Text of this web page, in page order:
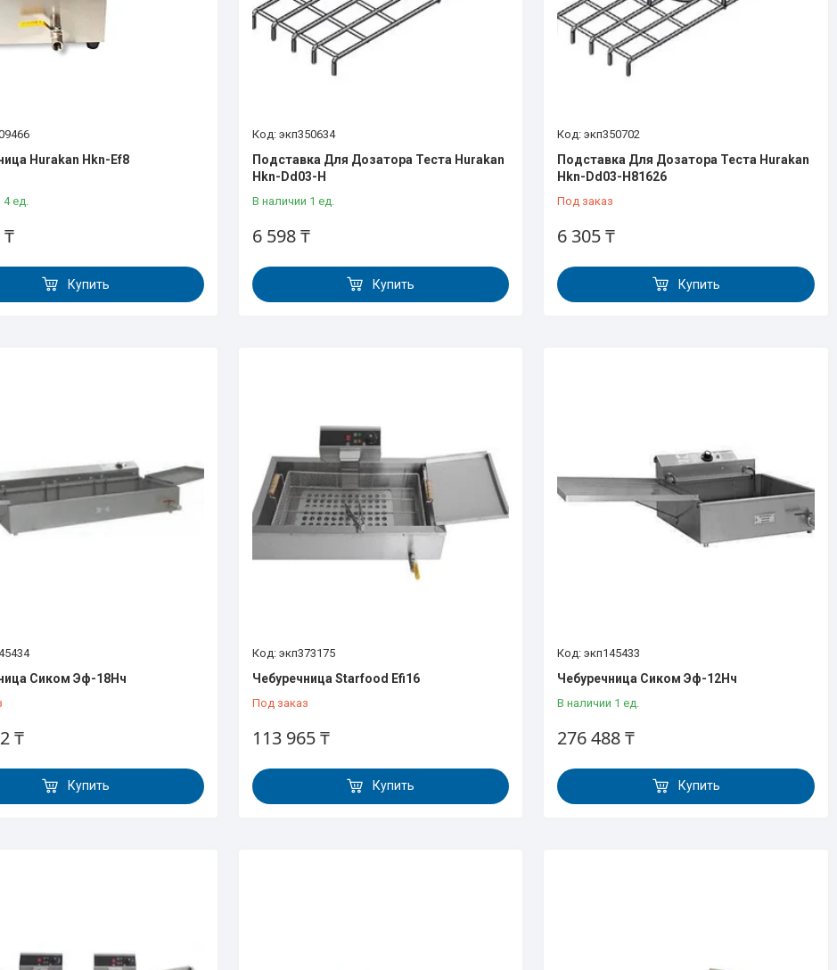
Hurakan Hkn-Ef8
4 ед.
₸
Купить
экп350634
Подставка Для Дозатора Теста Hurakan
Hkn-Dd03-H
В наличии 1 ед.
6 598 ₸
Купить
экп350702
Подставка Для Дозатора Теста Hurakan
Hkn-Dd03-H81626
Под заказ
6 305 ₸
Купить
Сиком Эф-18Нч
₸
Купить
экп373175
Чебуречница Starfood Efi16
Под заказ
113 965 ₸
Купить
экп145433
Чебуречница Сиком Эф-12Нч
В наличии 1 ед.
276 488 ₸
Купить